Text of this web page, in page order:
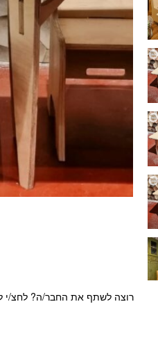
רוצה לשתף את החבר/ה? לחצ/י